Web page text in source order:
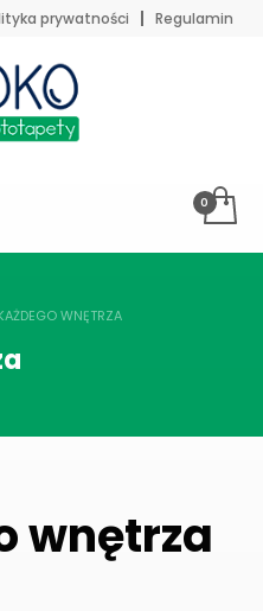
prywatności Regulamin
WNĘTRZA
wnętrza